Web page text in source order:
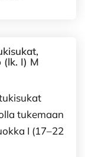
(lk. I) M
tukemaan
I (17–22